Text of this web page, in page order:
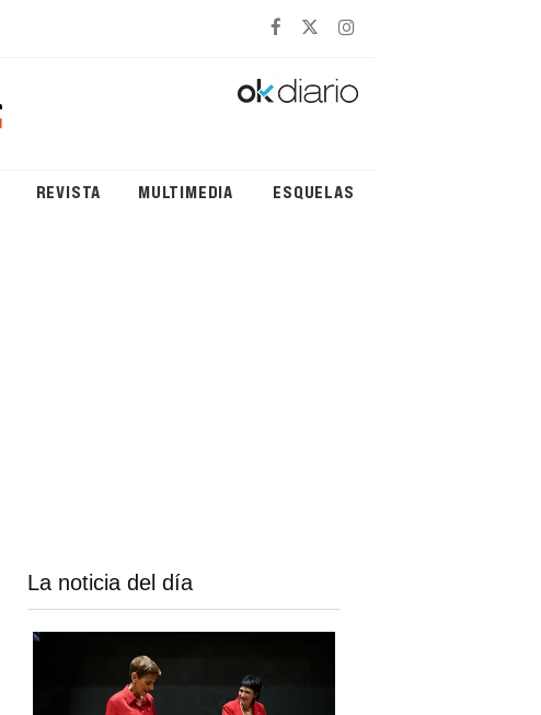
REVISTA MULTIMEDIA ESQUELAS
La noticia del día